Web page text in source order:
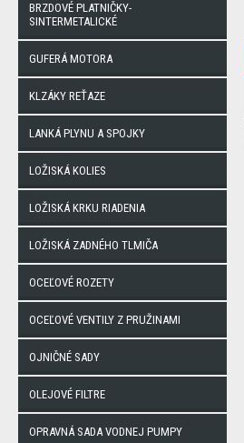
BRZDOVÉ PLATNIČKY-
SINTERMETALICKÉ
GUFERÁ MOTORA
KLZÁKY REŤAZE
LANKÁ PLYNU A SPOJKY
LOŽISKÁ KOLIES
LOŽISKÁ KRKU RIADENIA
LOŽISKÁ ZADNÉHO TLMIČA
OCEĽOVÉ ROZETY
OCEĽOVÉ VENTILY Z PRUŽINAMI
OJNIČNÉ SADY
OLEJOVÉ FILTRE
OPRAVNÁ SADA VODNEJ PUMPY